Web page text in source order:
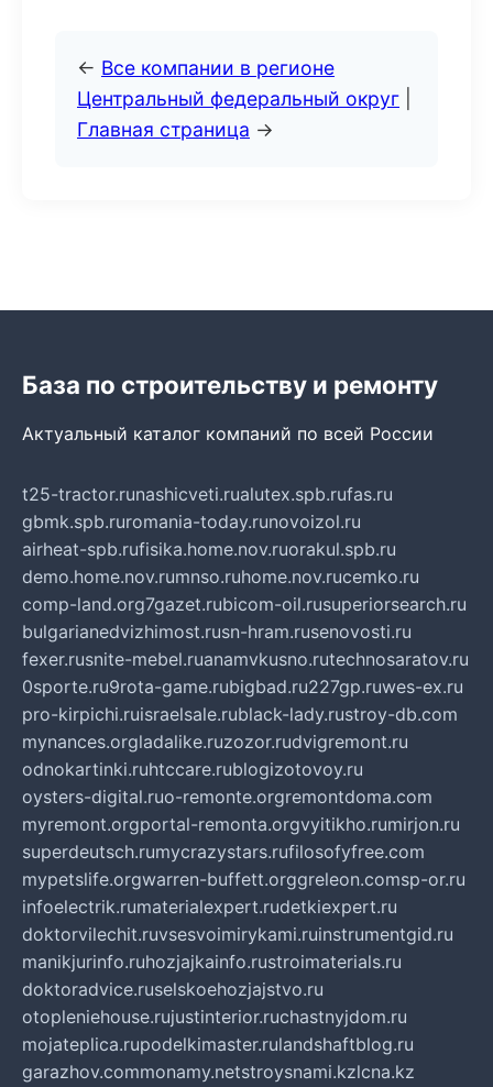
← Все компании в регионе
Центральный федеральный округ
Главная страница →
База по строительству и ремонту
Актуальный каталог компаний по всей России
t25-tractor.runashicveti.rualutex.spb.rufas.ru
gbmk.spb.ruromania-today.runovoizol.ru
airheat-spb.rufisika.home.nov.ruorakul.spb.ru
demo.home.nov.rumnso.ruhome.nov.rucemko.ru
comp-land.org7gazet.rubicom-oil.rusuperiorsearch.ru
bulgarianedvizhimost.rusn-hram.rusenovosti.ru
fexer.rusnite-mebel.ruanamvkusno.rutechnosaratov.ru
0sporte.ru9rota-game.rubigbad.ru227gp.ruwes-ex.ru
pro-kirpichi.ruisraelsale.rublack-lady.rustroy-db.com
mynances.orgladalike.ruzozor.rudvigremont.ru
odnokartinki.ruhtccare.rublogizotovoy.ru
oysters-digital.ruo-remonte.orgremontdoma.com
myremont.orgportal-remonta.orgvyitikho.rumirjon.ru
superdeutsch.rumycrazystars.rufilosofyfree.com
mypetslife.orgwarren-buffett.orggreleon.comsp-or.ru
infoelectrik.rumaterialexpert.rudetkiexpert.ru
doktorvilechit.ruvsesvoimirykami.ruinstrumentgid.ru
manikjurinfo.ruhozjajkainfo.rustroimaterials.ru
doktoradvice.ruselskoehozjajstvo.ru
otopleniehouse.rujustinterior.ruchastnyjdom.ru
mojateplica.rupodelkimaster.rulandshaftblog.ru
garazhov.commonamy.netstroysnami.kzlcna.kz